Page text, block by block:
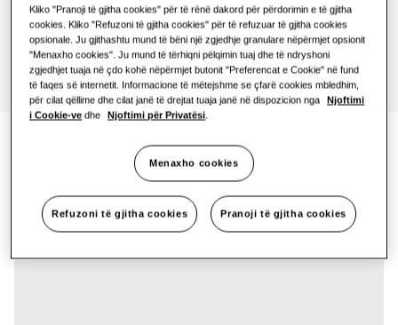
One Samsung Gjeni një instalues
Specifikimet e
produktit
Kliko "Pranoji të gjitha cookies" për të rënë dakord për përdorimin e të gjitha
cookies. Kliko "Refuzoni të gjitha cookies" për të refuzuar të gjitha cookies
opsionale. Ju gjithashtu mund të bëni një zgjedhje granulare nëpërmjet opsionit
"Menaxho cookies". Ju mund të tërhiqni pëlqimin tuaj dhe të ndryshoni
zgjedhjet tuaja në çdo kohë nëpërmjet butonit "Preferencat e Cookie" në fund
të faqes së internetit. Informacione të mëtejshme se çfarë cookies mbledhim,
për cilat qëllime dhe cilat janë të drejtat tuaja janë në dispozicion nga
Njoftimi
i Cookie-ve dhe Njoftimi për Privatësi.
Menaxho cookies
Refuzoni të gjitha cookies Pranoji të gjitha cookies